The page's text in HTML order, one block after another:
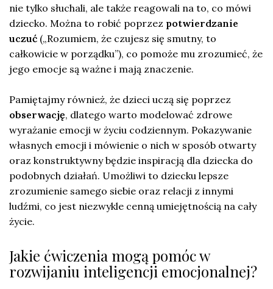
nie tylko słuchali, ale także reagowali na to, co mówi
dziecko. Można to robić poprzez potwierdzanie
uczuć („Rozumiem, że czujesz się smutny, to
całkowicie w porządku”), co pomoże mu zrozumieć, że
jego emocje są ważne i mają znaczenie.
Pamiętajmy również, że dzieci uczą się poprzez
obserwację, dlatego warto modelować zdrowe
wyrażanie emocji w życiu codziennym. Pokazywanie
własnych emocji i mówienie o nich w sposób otwarty
oraz konstruktywny będzie inspiracją dla dziecka do
podobnych działań. Umożliwi to dziecku lepsze
zrozumienie samego siebie oraz relacji z innymi
ludźmi, co jest niezwykle cenną umiejętnością na cały
życie.
Jakie ćwiczenia mogą pomóc w
rozwijaniu inteligencji emocjonalnej?